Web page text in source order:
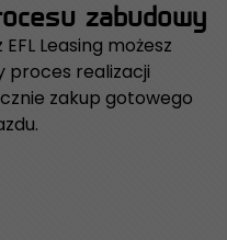
zabudowy
Leasing możesz
proces realizacji
zakup gotowego